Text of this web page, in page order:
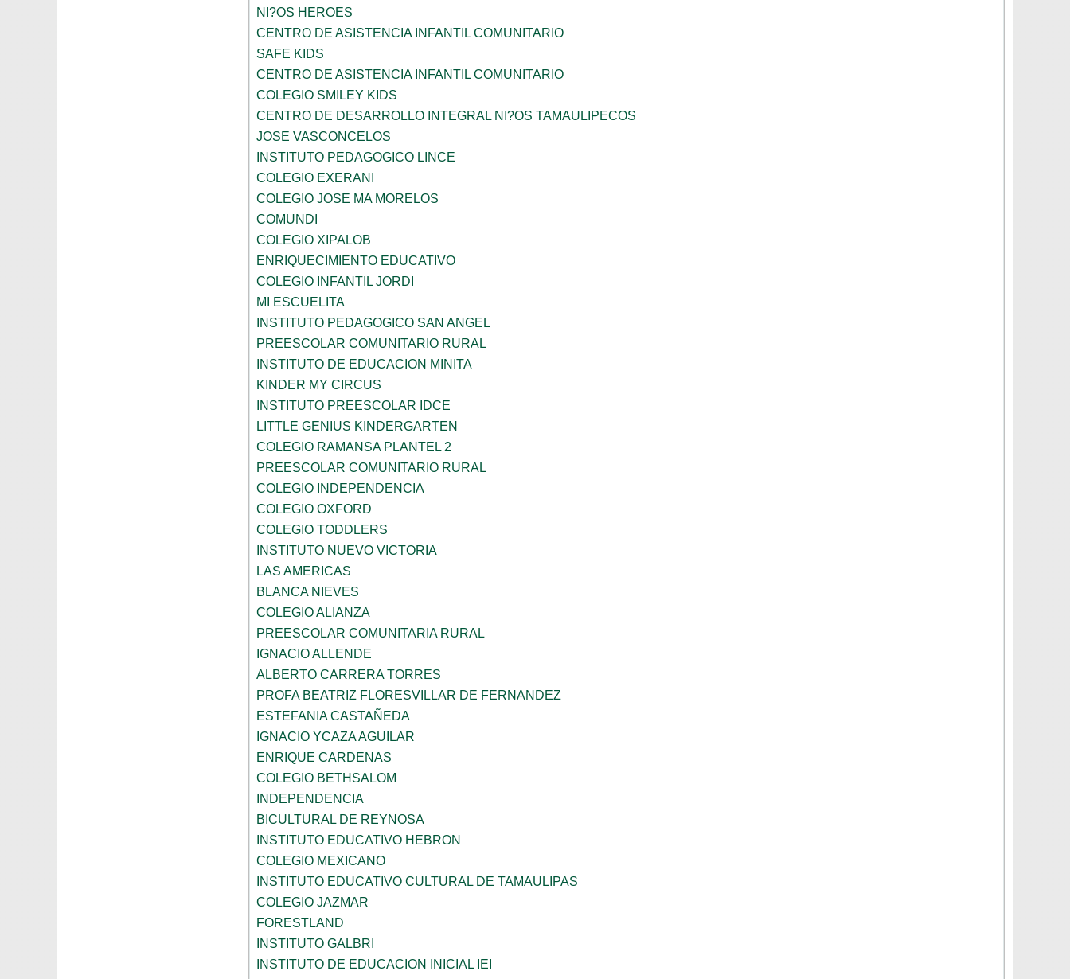
NI?OS HEROES
CENTRO DE ASISTENCIA INFANTIL COMUNITARIO
SAFE KIDS
CENTRO DE ASISTENCIA INFANTIL COMUNITARIO
COLEGIO SMILEY KIDS
CENTRO DE DESARROLLO INTEGRAL NI?OS TAMAULIPECOS
JOSE VASCONCELOS
INSTITUTO PEDAGOGICO LINCE
COLEGIO EXERANI
COLEGIO JOSE MA MORELOS
COMUNDI
COLEGIO XIPALOB
ENRIQUECIMIENTO EDUCATIVO
COLEGIO INFANTIL JORDI
MI ESCUELITA
INSTITUTO PEDAGOGICO SAN ANGEL
PREESCOLAR COMUNITARIO RURAL
INSTITUTO DE EDUCACION MINITA
KINDER MY CIRCUS
INSTITUTO PREESCOLAR IDCE
LITTLE GENIUS KINDERGARTEN
COLEGIO RAMANSA PLANTEL 2
PREESCOLAR COMUNITARIO RURAL
COLEGIO INDEPENDENCIA
COLEGIO OXFORD
COLEGIO TODDLERS
INSTITUTO NUEVO VICTORIA
LAS AMERICAS
BLANCA NIEVES
COLEGIO ALIANZA
PREESCOLAR COMUNITARIA RURAL
IGNACIO ALLENDE
ALBERTO CARRERA TORRES
PROFA BEATRIZ FLORESVILLAR DE FERNANDEZ
ESTEFANIA CASTAÑEDA
IGNACIO YCAZA AGUILAR
ENRIQUE CARDENAS
COLEGIO BETHSALOM
INDEPENDENCIA
BICULTURAL DE REYNOSA
INSTITUTO EDUCATIVO HEBRON
COLEGIO MEXICANO
INSTITUTO EDUCATIVO CULTURAL DE TAMAULIPAS
COLEGIO JAZMAR
FORESTLAND
INSTITUTO GALBRI
INSTITUTO DE EDUCACION INICIAL IEI